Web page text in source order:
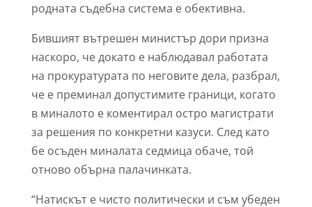
родната съдебна система е обективна.
Бившият вътрешен министър дори призна
наскоро, че докато е наблюдавал работата
на прокуратурата по неговите дела, разбрал,
че е преминал допустимите граници, когато
в миналото е коментирал остро магистрати
за решения по конкретни казуси. След като
бе осъден миналата седмица обаче, той
отново обърна палачинката.
“Натискът е чисто политически и съм убеден